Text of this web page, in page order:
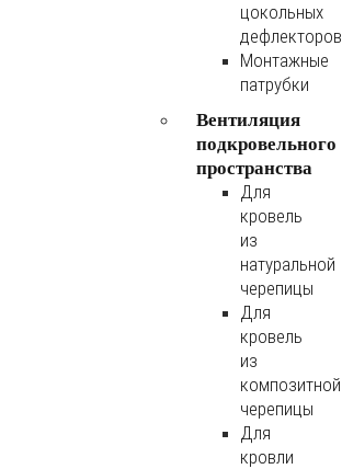
цокольных
дефлекторов
Монтажные
патрубки
Вентиляция
подкровельного
пространства
Для
кровель
из
натуральной
черепицы
Для
кровель
из
композитной
черепицы
Для
кровли